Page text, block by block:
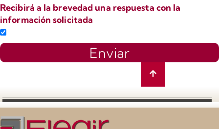
Recibirá a la brevedad una respuesta con la
información solicitada
Enviar